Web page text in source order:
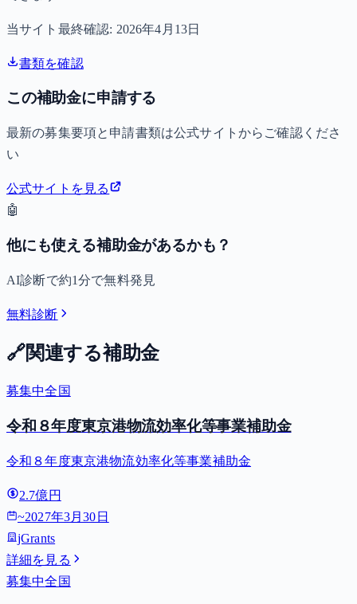
当サイト最終確認: 2026年4月13日
書類を確認
この補助金に申請する
最新の募集要項と申請書類は公式サイトからご確認くださ
い
公式サイトを見る
🤖
他にも使える補助金があるかも？
AI診断で約1分で無料発見
無料診断
🔗関連する補助金
募集中全国
令和８年度東京港物流効率化等事業補助金
令和８年度東京港物流効率化等事業補助金
2.7億円
~2027年3月30日
jGrants
詳細を見る
募集中全国